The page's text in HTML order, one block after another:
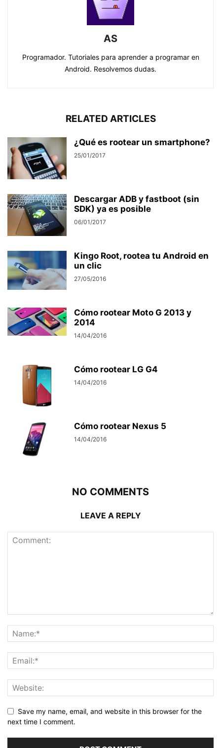
AS
Programador. Tutoriales para aprender a programar en
Android. Resolvemos dudas.
RELATED ARTICLES
¿Qué es rootear un smartphone?
25/01/2017
Descargar ADB y fastboot (sin
SDK) ya es posible
06/01/2017
Kingo Root, rootea tu Android en
un clic
27/05/2016
Cómo rootear Moto G 2013 y
2014
14/04/2016
Cómo rootear LG G4
14/04/2016
Cómo rootear Nexus 5
14/04/2016
NO COMMENTS
LEAVE A REPLY
Save my name, email, and website in this browser for the
next time I comment.